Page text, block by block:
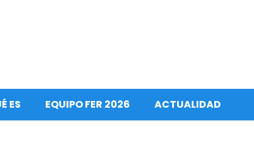
ES EQUIPO FER 2026 ACTUALIDAD